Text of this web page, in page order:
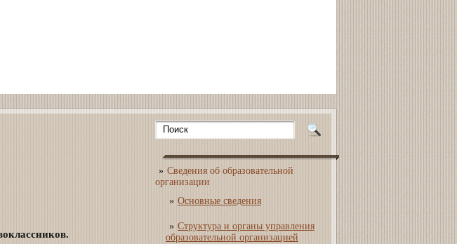
Сведения об образовательной
организации
Основные сведения
Структура и органы управления
образовательной организацией